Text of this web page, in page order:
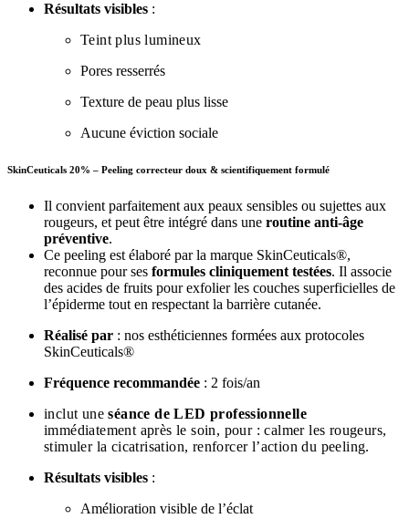
Résultats visibles :
Teint plus lumineux
Pores resserrés
Texture de peau plus lisse
Aucune éviction sociale
SkinCeuticals 20% – Peeling correcteur doux & scientifiquement formulé
Il convient parfaitement aux peaux sensibles ou sujettes aux
rougeurs, et peut être intégré dans une routine anti-âge
préventive.
Ce peeling est élaboré par la marque SkinCeuticals®,
reconnue pour ses formules cliniquement testées. Il associe
des acides de fruits pour exfolier les couches superficielles de
l’épiderme tout en respectant la barrière cutanée.
Réalisé par : nos esthéticiennes formées aux protocoles
SkinCeuticals®
Fréquence recommandée : 2 fois/an
inclut uneséance de LED professionnelle
immédiatement après le soin, pour :calmer les rougeurs,
stimuler la cicatrisation, renforcer l’action du peeling.
Résultats visibles :
Amélioration visible de l’éclat